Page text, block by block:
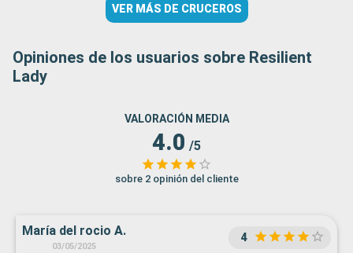
VER MÁS DE CRUCEROS
Opiniones de los usuarios sobre Resilient
Lady
VALORACIÓN MEDIA
4.0 /5
sobre 2 opinión del cliente
María del rocio A.
03/05/2025
4